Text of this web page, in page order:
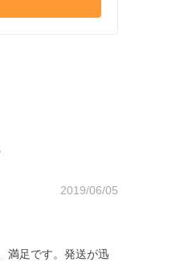
2019/06/05
満足です。発送が迅